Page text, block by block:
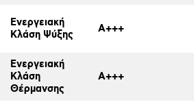
Ενεργειακή
Κλάση Ψύξης
A+++
Ενεργειακή
Κλάση
Θέρμανσης
A+++